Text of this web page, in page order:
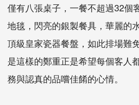
僅有八張桌子，一餐不超過32個
地毯，閃亮的銀製餐具，華麗的
頂級皇家瓷器餐盤，如此排場難
是這樣的鄭重正是希望每個客人
務與認真的品嚐佳餚的心情。